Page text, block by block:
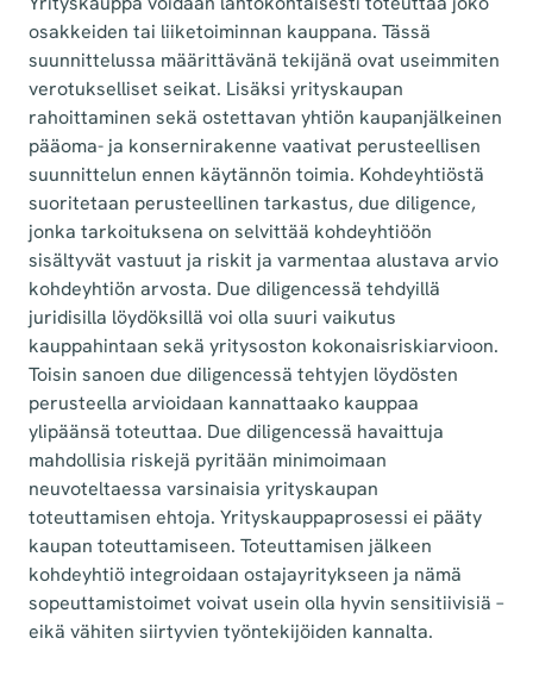
osakkeiden tai liiketoiminnan kauppana. Tässä
suunnittelussa määrittävänä tekijänä ovat useimmiten
verotukselliset seikat. Lisäksi yrityskaupan
rahoittaminen sekä ostettavan yhtiön kaupanjälkeinen
pääoma- ja konsernirakenne vaativat perusteellisen
suunnittelun ennen käytännön toimia. Kohdeyhtiöstä
suoritetaan perusteellinen tarkastus, due diligence,
jonka tarkoituksena on selvittää kohdeyhtiöön
sisältyvät vastuut ja riskit ja varmentaa alustava arvio
kohdeyhtiön arvosta. Due diligencessä tehdyillä
juridisilla löydöksillä voi olla suuri vaikutus
kauppahintaan sekä yritysoston kokonaisriskiarvioon.
Toisin sanoen due diligencessä tehtyjen löydösten
perusteella arvioidaan kannattaako kauppaa
ylipäänsä toteuttaa. Due diligencessä havaittuja
mahdollisia riskejä pyritään minimoimaan
neuvoteltaessa varsinaisia yrityskaupan
toteuttamisen ehtoja. Yrityskauppaprosessi ei pääty
kaupan toteuttamiseen. Toteuttamisen jälkeen
kohdeyhtiö integroidaan ostajayritykseen ja nämä
sopeuttamistoimet voivat usein olla hyvin sensitiivisiä –
eikä vähiten siirtyvien työntekijöiden kannalta.